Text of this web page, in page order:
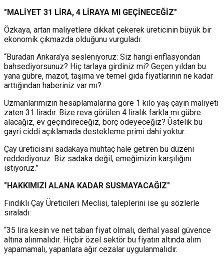
"MALİYET 31 LİRA, 4 LİRAYA MI GEÇİNECEĞİZ"
Özkaya, artan maliyetlere dikkat çekerek üreticinin büyük bir
ekonomik çıkmazda olduğunu vurguladı:
“Buradan Ankara’ya sesleniyoruz: Siz hangi enflasyondan
bahsediyorsunuz? Hiç tarlaya girdiniz mi? Geçen yıldan bu
yana gübre, mazot, taşıma ve temel gıda fiyatlarının ne kadar
arttığından haberiniz var mı?
Uzmanlarımızın hesaplamalarına göre 1 kilo yaş çayın maliyeti
zaten 31 liradır. Bize reva görülen 4 liralık farkla mı gübre
alacağız, ev geçindireceğiz, borç ödeyeceğiz? Üstelik bu
gayri ciddi açıklamada destekleme primi dahi yoktur.
Çay üreticisini sadakaya muhtaç hale getiren bu düzeni
reddediyoruz. Biz sadaka değil, emeğimizin karşılığını
istiyoruz.”
"HAKKIMIZI ALANA KADAR SUSMAYACAĞIZ"
Fındıklı Çay Üreticileri Meclisi, taleplerini ise şu sözlerle
sıraladı:
“35 lira kesin ve net taban fiyat olmalı, derhal yasal güvence
altına alınmalıdır. Hiçbir özel sektör bu fiyatın altında alım
yapamamalı, yapanlara ağır cezalar uygulanmalıdır.